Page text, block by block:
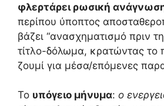
φλερτάρει ρωσική
περίπου ύποπτος
βάζει “ανασχηματισμό πριν
τίτλο-δόλωμα, κρατώντας το
ζουμί για μέσα/επόμενες
Το υπόγειο μήνυμα: ο